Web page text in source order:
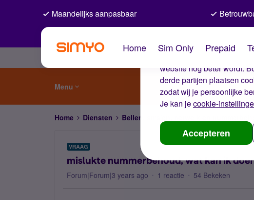
De cookies
Wij gebruiken cookies op
website nog beter wordt.
derde partijen plaatsen
zodat wij je persoonlijke
Je kan jecookie-
Accepteren
Maandelijks aanpasbaar
Home Sim Only Prepaid
Menu
Home Diensten Bellen, sms'en, netwerk en
VRAAG
mislukte nummerbehoud, wat kan ik
Forum|Forum|3 years ago 1 reactie 54 Bekeken